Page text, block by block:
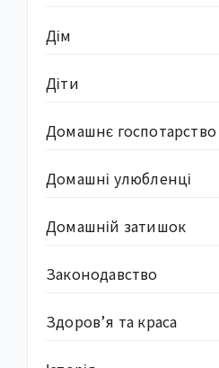
Дім
Діти
Домашнє госпотарство
Домашні улюбленці
Домашній затишок
Законодавство
Здоров’я та краса